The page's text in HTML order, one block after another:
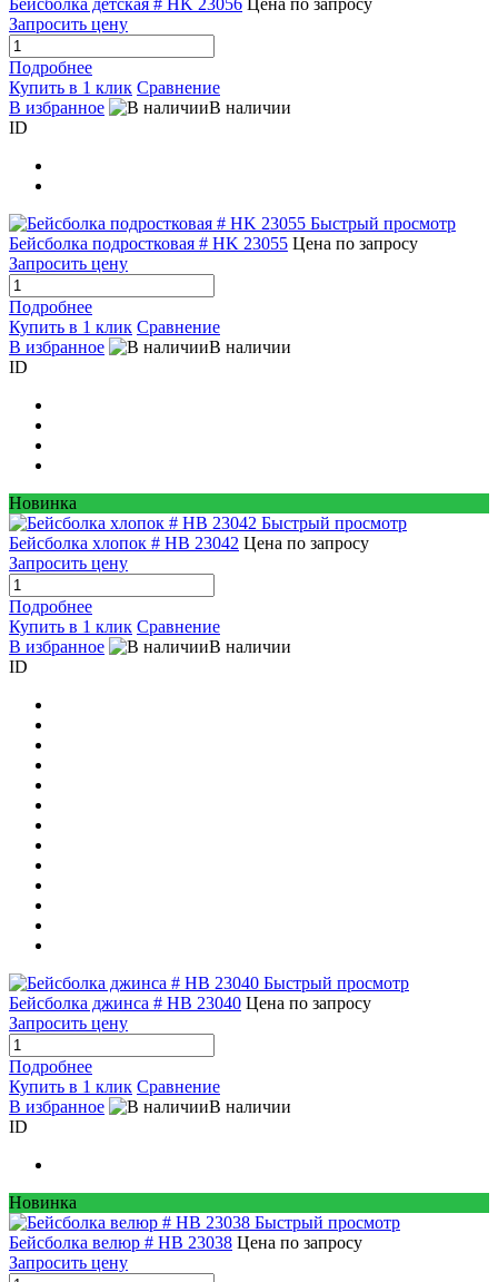
Бейсболка детская # HK 23056
Цена по запросу
Запросить цену
Подробнее
Купить в 1 клик Сравнение
В избранное
В наличии
ID
Быстрый просмотр
Бейсболка подростковая # HK 23055 Цена по запросу
Запросить цену
Подробнее
Купить в 1 клик Сравнение
В избранное
В наличии
ID
Новинка
Быстрый просмотр
Бейсболка хлопок # HB 23042 Цена по запросу
Запросить цену
Подробнее
Купить в 1 клик Сравнение
В избранное
В наличии
ID
Быстрый просмотр
Бейсболка джинса # HB 23040 Цена по запросу
Запросить цену
Подробнее
Купить в 1 клик Сравнение
В избранное
В наличии
ID
Новинка
Быстрый просмотр
Бейсболка велюр # HB 23038 Цена по запросу
Запросить цену